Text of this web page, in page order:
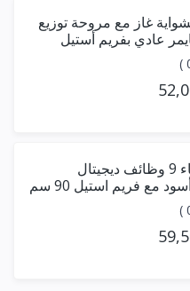
غاز مع مروحة توزيع
عادي بفريم أستيل
فرن كهرباء 9 وظائف ديجيتال
كريستال أسود مع فريم استيل 90 سم